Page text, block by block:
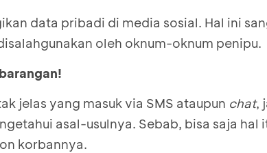
data pribadi di media sosial. Hal ini
oleh oknum-oknum penipu.
jelas yang masuk via SMS ataupun chat,
asal-usulnya. Sebab, bisa saja hal
korbannya.